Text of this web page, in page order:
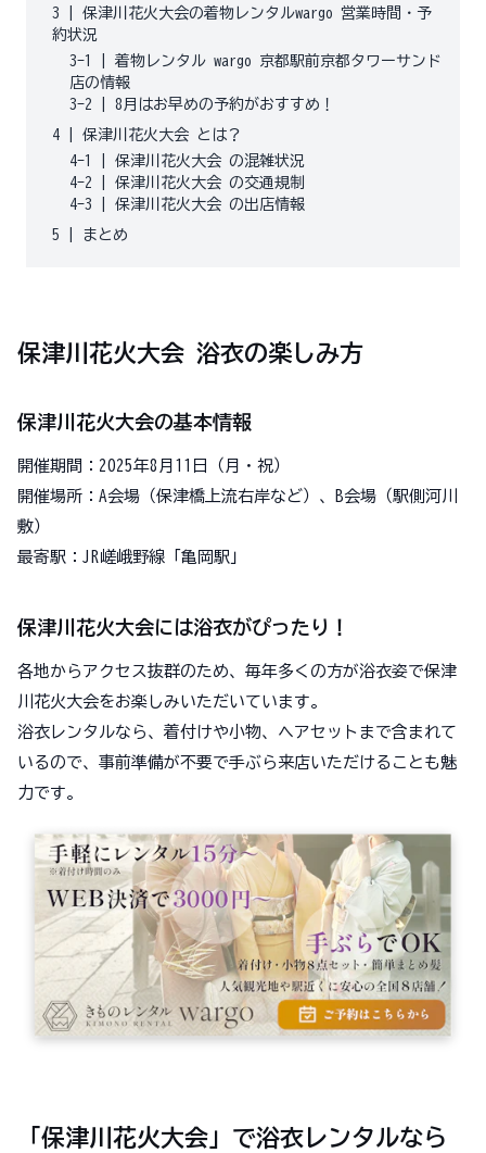
3
保津川花火大会の着物レンタルwargo 営業時間・予
約状況
3-1
着物レンタル wargo 京都駅前京都タワーサンド
店の情報
3-2
8月はお早めの予約がおすすめ！
4
保津川花火大会 とは？
4-1
保津川花火大会 の混雑状況
4-2
保津川花火大会 の交通規制
4-3
保津川花火大会 の出店情報
5
まとめ
保津川花火大会 浴衣の楽しみ方
保津川花火大会の基本情報
開催期間：2025年8月11日（月・祝）
開催場所：A会場（保津橋上流右岸など）、B会場（駅側河川
敷）
最寄駅：JR嵯峨野線「亀岡駅」
保津川花火大会には浴衣がぴったり！
各地からアクセス抜群のため、毎年多くの方が浴衣姿で保津
川花火大会をお楽しみいただいています。
浴衣レンタルなら、着付けや小物、ヘアセットまで含まれて
いるので、事前準備が不要で手ぶら来店いただけることも魅
力です。
「保津川花火大会」で浴衣レンタルなら